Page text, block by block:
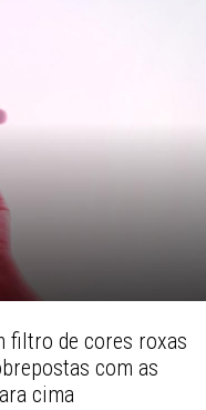
filtro de cores roxas
com as
cima